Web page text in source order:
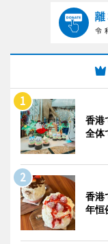
香港
全体
香港
年恒